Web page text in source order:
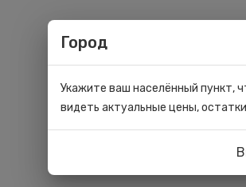
Город
Укажите ваш населённый пункт,
видеть актуальные цены,